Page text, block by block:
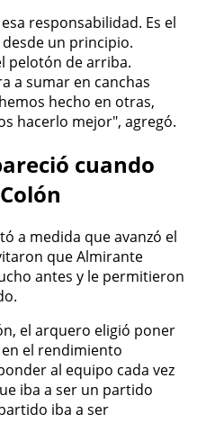
responsabilidad. Es el
un principio.
pelotón de arriba.
a sumar en canchas
hecho en otras,
hacerlo mejor", agregó.
cuando
a medida que avanzó el
que Almirante
antes y le permitieron
el arquero eligió poner
el rendimiento
al equipo cada vez
iba a ser un partido
iba a ser